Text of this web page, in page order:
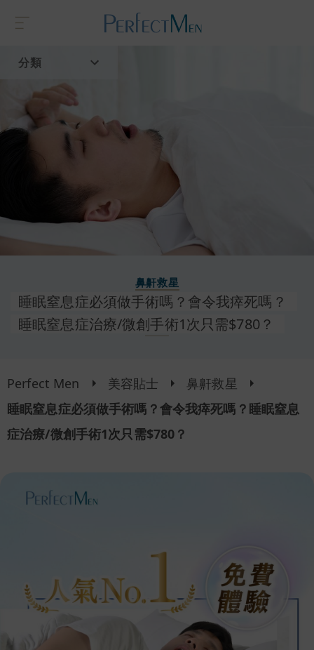
分類
流行趨勢
鼻鼾救星
睡眠窒息症必須做手術嗎？會令我瘁死嗎？
睡眠窒息症治療/微創手術1次只需$780？
Perfect Men 美容貼士
鼻鼾救星
睡眠窒息症必須做手術嗎？會令我瘁死嗎？睡眠窒息
症治療/微創手術1次只需$780？